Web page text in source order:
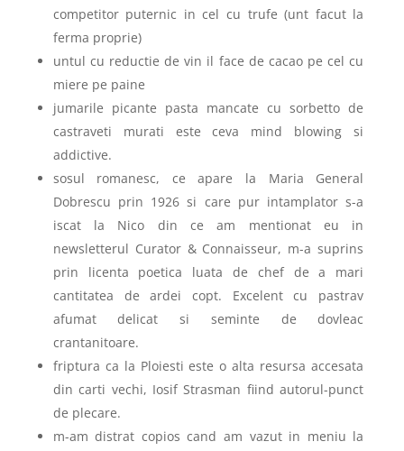
competitor puternic in cel cu trufe (unt facut la
ferma proprie)
untul cu reductie de vin il face de cacao pe cel cu
miere pe paine
jumarile picante pasta mancate cu sorbetto de
castraveti murati este ceva mind blowing si
addictive.
sosul romanesc, ce apare la Maria General
Dobrescu prin 1926 si care pur intamplator s-a
iscat la Nico din ce am mentionat eu in
newsletterul Curator & Connaisseur, m-a suprins
prin licenta poetica luata de chef de a mari
cantitatea de ardei copt. Excelent cu pastrav
afumat delicat si seminte de dovleac
crantanitoare.
friptura ca la Ploiesti este o alta resursa accesata
din carti vechi, Iosif Strasman fiind autorul-punct
de plecare.
m-am distrat copios cand am vazut in meniu la